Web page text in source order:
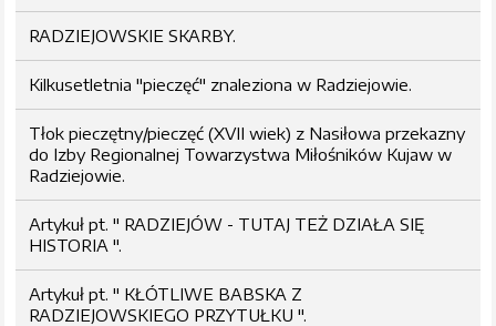
RADZIEJOWSKIE SKARBY.
Kilkusetletnia "pieczęć" znaleziona w Radziejowie.
Tłok pieczętny/pieczęć (XVII wiek) z Nasiłowa przekazny
do Izby Regionalnej Towarzystwa Miłośników Kujaw w
Radziejowie.
Artykuł pt. " RADZIEJÓW - TUTAJ TEŻ DZIAŁA SIĘ
HISTORIA ".
Artykuł pt. " KŁÓTLIWE BABSKA Z
RADZIEJOWSKIEGO PRZYTUŁKU ".